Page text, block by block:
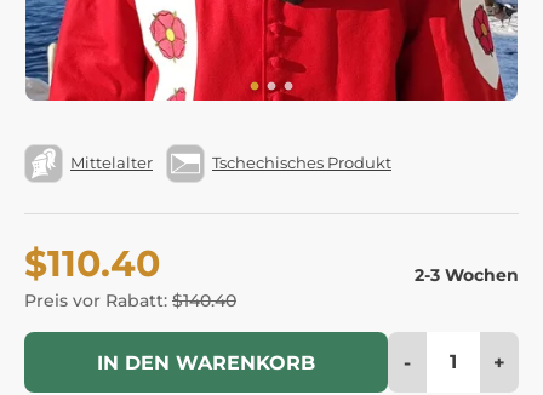
Mittelalter Tschechisches Produkt
$110.40
Preis vor Rabatt: $140.40
2-3 Wochen
IN DEN WARENKORB - +